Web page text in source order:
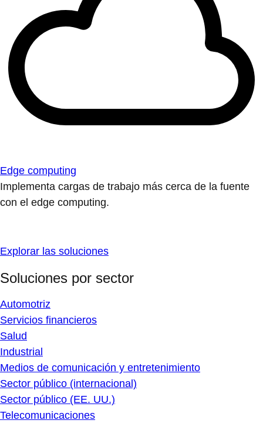
Edge computing
Implementa cargas de trabajo más cerca de la fuente
con el edge computing.
Explorar las soluciones
Soluciones por sector
Automotriz
Servicios financieros
Salud
Industrial
Medios de comunicación y entretenimiento
Sector público (internacional)
Sector público (EE. UU.)
Telecomunicaciones